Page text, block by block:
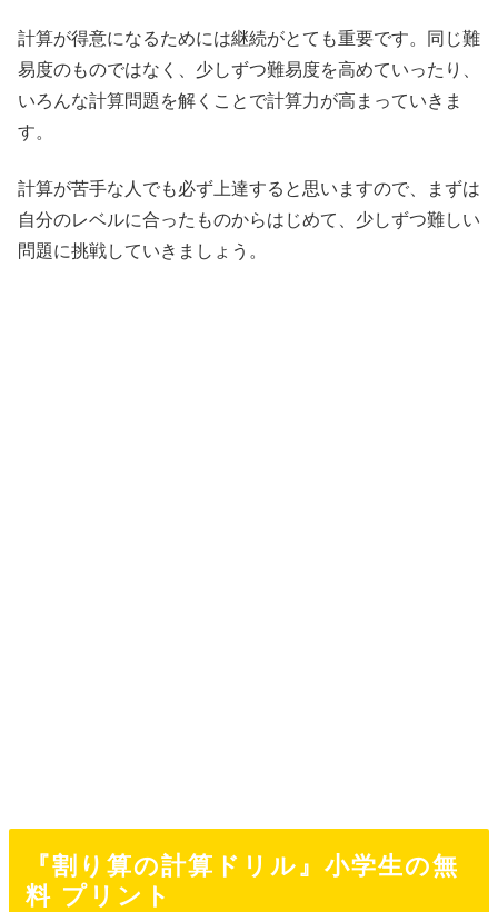
計算が得意になるためには継続がとても重要です。同じ難
易度のものではなく、少しずつ難易度を高めていったり、
いろんな計算問題を解くことで計算力が高まっていきま
す。
計算が苦手な人でも必ず上達すると思いますので、まずは
自分のレベルに合ったものからはじめて、少しずつ難しい
問題に挑戦していきましょう。
『割り算の計算ドリル』小学生の無
料 プリント